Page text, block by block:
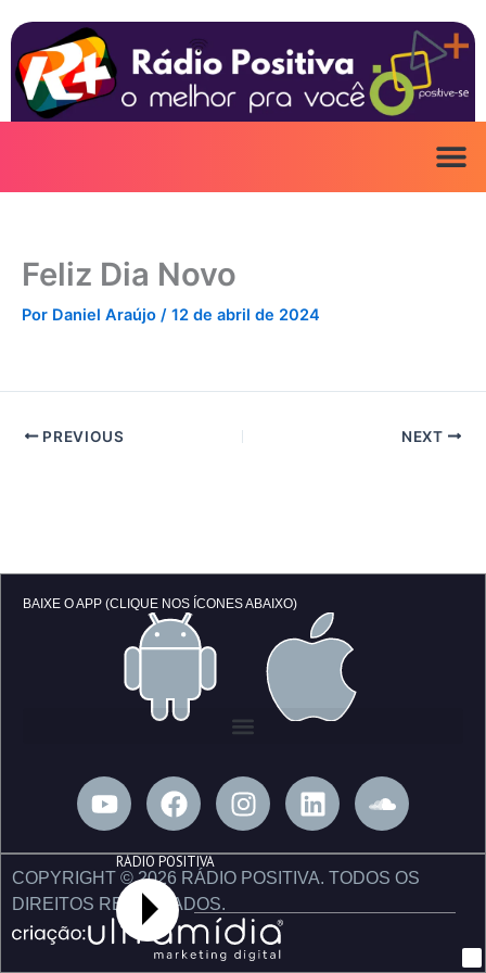
para
conteúdo
Feliz Dia Novo
Por Daniel Araújo / 12 de abril de 2024
PREVIOUS NEXT
BAIXE O APP (CLIQUE NOS ÍCONES ABAIXO)
Y
o
t
u
b
e
F
a
e
b
o
o
I
n
t
g
r
L
i
k
d
S
o
n
c
COPYRIGHT © 2026 RÁDIO POSITIVA. TODOS OS
DIREITOS RESERVADOS.
RÁDIO POSITIVA